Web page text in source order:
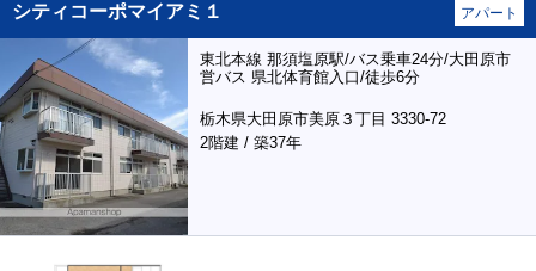
シティコーポマイアミ１ アパート
東北本線 那須塩原駅/バス乗車24分/大田原市
営バス 県北体育館入口/徒歩6分
栃木県大田原市美原３丁目 3330-72
2階建 / 築37年